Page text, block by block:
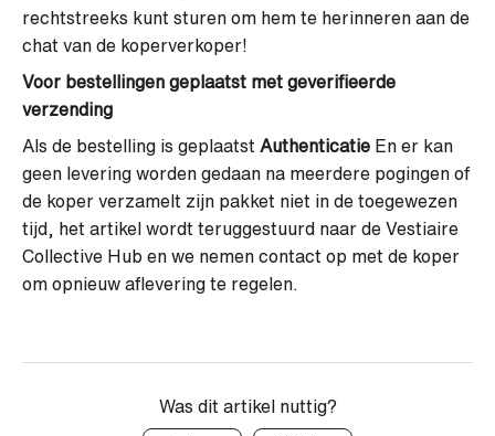
rechtstreeks kunt sturen om hem te herinneren aan de
chat van de koperverkoper!
Voor bestellingen geplaatst met geverifieerde
verzending
Als de bestelling is geplaatst Authenticatie En er kan
geen levering worden gedaan na meerdere pogingen of
de koper verzamelt zijn pakket niet in de toegewezen
tijd, het artikel wordt teruggestuurd naar de Vestiaire
Collective Hub en we nemen contact op met de koper
om opnieuw aflevering te regelen.
Was dit artikel nuttig?